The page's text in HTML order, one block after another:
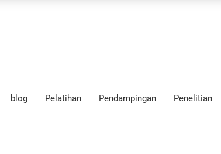
blog Pelatihan Pendampingan Penelitian